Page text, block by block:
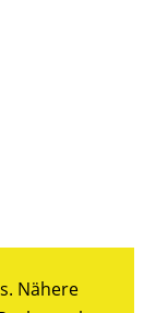
Nähere